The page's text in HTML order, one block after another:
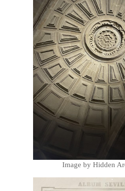
Image by Hidden